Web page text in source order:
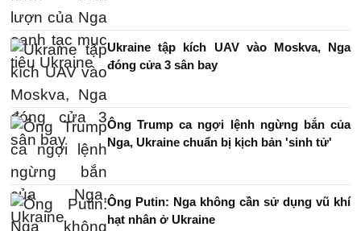
Ukraine tập kích UAV vào Moskva, Nga
đóng cửa 3 sân bay
Ông Trump ca ngợi lệnh ngừng bắn của
Nga, Ukraine chuẩn bị kịch bản 'sinh tử'
Ông Putin: Nga không cần sử dụng vũ khí
hạt nhân ở Ukraine